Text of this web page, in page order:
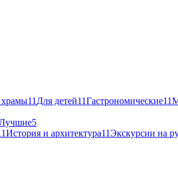
11 Для детей11Гастрономические11
5
История и архитектура11Экскурсии на